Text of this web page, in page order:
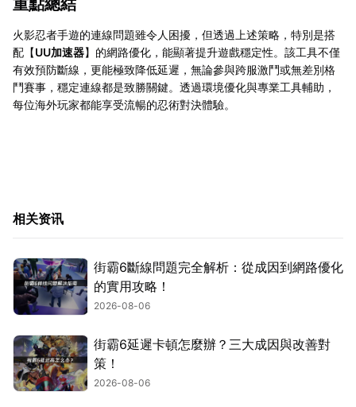
重點總結
火影忍者手遊的連線問題雖令人困擾，但透過上述策略，特別是搭
配【UU加速器】的網路優化，能顯著提升遊戲穩定性。該工具不僅
有效預防斷線，更能極致降低延遲，無論參與跨服激鬥或無差別格
鬥賽事，穩定連線都是致勝關鍵。透過環境優化與專業工具輔助，
每位海外玩家都能享受流暢的忍術對決體驗。
相关资讯
街霸6斷線問題完全解析：從成因到網路優化
的實用攻略！
2026-08-06
街霸6延遲卡頓怎麼辦？三大成因與改善對
策！
2026-08-06